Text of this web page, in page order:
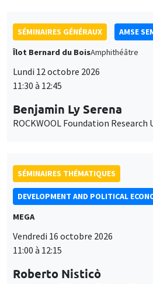
SÉMINAIRES GÉNÉRAUX
AMSE
Îlot Bernard du BoisAmphithéâtre
11:30 à 12:45
ROCKWOOL Foundation Research
SÉMINAIRES THÉMATIQUES
DEVELOPMENT AND POLITICAL
MEGA
11:00 à 12:15
University of Naples Federico II